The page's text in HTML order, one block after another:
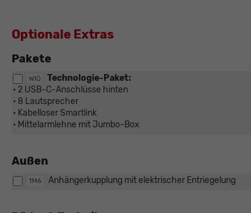
Optionale Extras
Pakete
WIQ
Technologie-Paket:
• 2 USB-C-Anschlüsse hinten
• 8 Lautsprecher
• Kabelloser Smartlink
• Mittelarmlehne mit Jumbo-Box
Außen
1M6 Anhängerkupplung mit elektrischer Entriegelung